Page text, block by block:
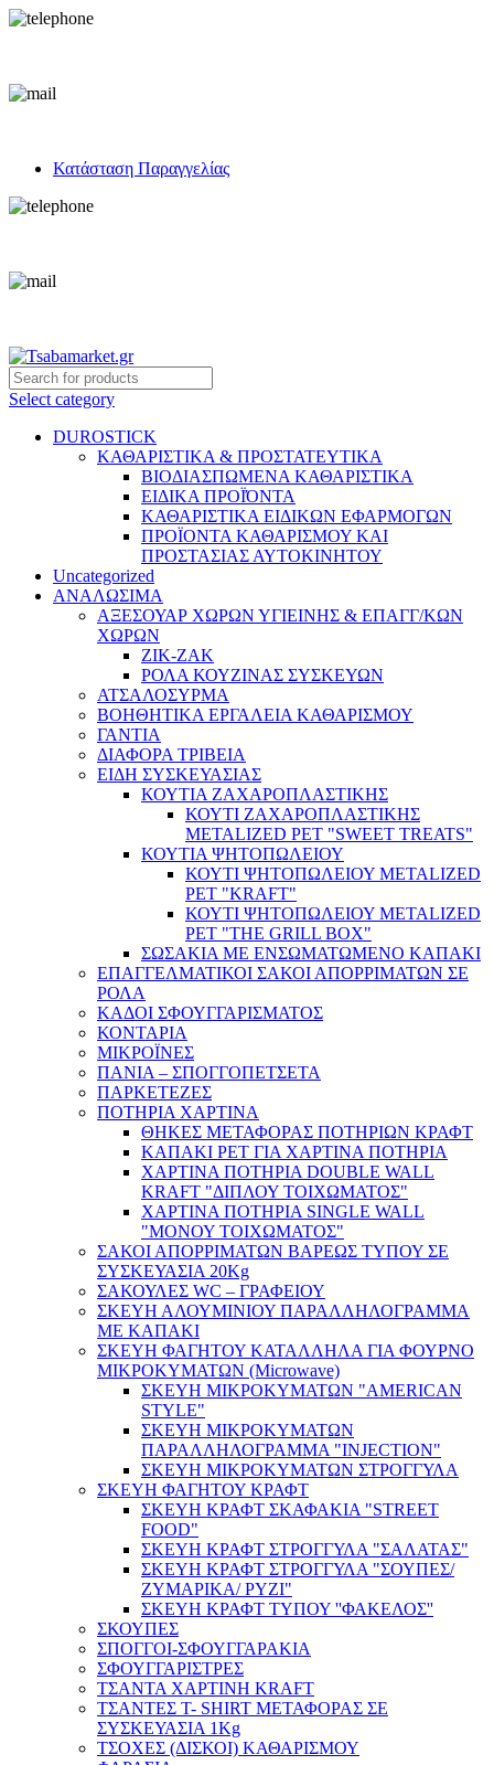
Κατάσταση Παραγγελίας
Select category
DUROSTICK
ΚΑΘΑΡΙΣΤΙΚΑ & ΠΡΟΣΤΑΤΕΥΤΙΚΑ
ΒΙΟΔΙΑΣΠΩΜΕΝΑ ΚΑΘΑΡΙΣΤΙΚΑ
ΕΙΔΙΚΑ ΠΡΟΪΌΝΤΑ
ΚΑΘΑΡΙΣΤΙΚΑ ΕΙΔΙΚΩΝ ΕΦΑΡΜΟΓΩΝ
ΠΡΟΪΟΝΤΑ ΚΑΘΑΡΙΣΜΟΥ ΚΑΙ
ΠΡΟΣΤΑΣΙΑΣ ΑΥΤΟΚΙΝΗΤΟΥ
Uncategorized
ΑΝΑΛΩΣΙΜΑ
ΑΞΕΣΟΥΑΡ ΧΩΡΩΝ ΥΓΙΕΙΝΗΣ & ΕΠΑΓΓ/ΚΩΝ
ΧΩΡΩΝ
ΖΙΚ-ΖΑΚ
ΡΟΛΑ ΚΟΥΖΙΝΑΣ ΣΥΣΚΕΥΩΝ
ΑΤΣΑΛΟΣΥΡΜΑ
ΒΟΗΘΗΤΙΚΑ ΕΡΓΑΛΕΙΑ ΚΑΘΑΡΙΣΜΟΥ
ΓΑΝΤΙΑ
ΔΙΑΦΟΡΑ ΤΡΙΒΕΙΑ
ΕΙΔΗ ΣΥΣΚΕΥΑΣΙΑΣ
ΚΟΥΤΙΑ ΖΑΧΑΡΟΠΛΑΣΤΙΚΗΣ
ΚΟΥΤΙ ΖΑΧΑΡΟΠΛΑΣΤΙΚΗΣ
METALIZED PET "SWEET TREATS"
ΚΟΥΤΙΑ ΨΗΤΟΠΩΛΕΙΟΥ
ΚΟΥΤΙ ΨΗΤΟΠΩΛΕΙΟΥ METALIZED
PET "KRAFT"
ΚΟΥΤΙ ΨΗΤΟΠΩΛΕΙΟΥ METALIZED
PET "THE GRILL BOX"
ΣΩΣΑΚΙΑ ΜΕ ΕΝΣΩΜΑΤΩΜΕΝΟ ΚΑΠΑΚΙ
ΕΠΑΓΓΕΛΜΑΤΙΚΟΙ ΣΑΚΟΙ ΑΠΟΡΡΙΜΑΤΩΝ ΣΕ
ΡΟΛΑ
ΚΑΔΟΙ ΣΦΟΥΓΓΑΡΙΣΜΑΤΟΣ
ΚΟΝΤΑΡΙΑ
ΜΙΚΡΟΪΝΕΣ
ΠΑΝΙΑ – ΣΠΟΓΓΟΠΕΤΣΕΤΑ
ΠΑΡΚΕΤΕΖΕΣ
ΠΟΤΗΡΙΑ ΧΑΡΤΙΝΑ
ΘΗΚΕΣ ΜΕΤΑΦΟΡΑΣ ΠΟΤΗΡΙΩΝ ΚΡΑΦΤ
ΚΑΠΑΚΙ PET ΓΙΑ ΧΑΡΤΙΝΑ ΠΟΤΗΡΙΑ
ΧΑΡΤΙΝΑ ΠΟΤΗΡΙΑ DOUBLE WALL
KRAFT "ΔΙΠΛΟΥ ΤΟΙΧΩΜΑΤΟΣ"
ΧΑΡΤΙΝΑ ΠΟΤΗΡΙΑ SINGLE WALL
"ΜΟΝΟΥ ΤΟΙΧΩΜΑΤΟΣ"
ΣΑΚΟΙ ΑΠΟΡΡΙΜΑΤΩΝ ΒΑΡΕΩΣ ΤΥΠΟΥ ΣΕ
ΣΥΣΚΕΥΑΣΙΑ 20Kg
ΣΑΚΟΥΛΕΣ WC – ΓΡΑΦΕΙΟΥ
ΣΚΕΥΗ ΑΛΟΥΜΙΝΙΟΥ ΠΑΡΑΛΛΗΛΟΓΡΑΜΜΑ
ΜΕ ΚΑΠΑΚΙ
ΣΚΕΥΗ ΦΑΓΗΤΟΥ ΚΑΤΑΛΛΗΛΑ ΓΙΑ ΦΟΥΡΝΟ
ΜΙΚΡΟΚΥΜΑΤΩΝ (Microwave)
ΣΚΕΥΗ ΜΙΚΡΟΚΥΜΑΤΩΝ "AMERICAN
STYLE"
ΣΚΕΥΗ ΜΙΚΡΟΚΥΜΑΤΩΝ
ΠΑΡΑΛΛΗΛΟΓΡΑΜΜΑ "INJECTION"
ΣΚΕΥΗ ΜΙΚΡΟΚΥΜΑΤΩΝ ΣΤΡΟΓΓΥΛΑ
ΣΚΕΥΗ ΦΑΓΗΤΟΥ ΚΡΑΦΤ
ΣΚΕΥΗ ΚΡΑΦΤ ΣΚΑΦΑΚΙΑ "STREET
FOOD"
ΣΚΕΥΗ ΚΡΑΦΤ ΣΤΡΟΓΓΥΛΑ "ΣΑΛΑΤΑΣ"
ΣΚΕΥΗ ΚΡΑΦΤ ΣΤΡΟΓΓΥΛΑ "ΣΟΥΠΕΣ/
ΖΥΜΑΡΙΚΑ/ ΡΥΖΙ"
ΣΚΕΥΗ ΚΡΑΦΤ ΤΥΠΟΥ ''ΦΑΚΕΛΟΣ''
ΣΚΟΥΠΕΣ
ΣΠΟΓΓΟΙ-ΣΦΟΥΓΓΑΡΑΚΙΑ
ΣΦΟΥΓΓΑΡΙΣΤΡΕΣ
ΤΣΑΝΤΑ ΧΑΡΤΙΝΗ KRAFT
ΤΣΑΝΤΕΣ T- SHIRT ΜΕΤΑΦΟΡΑΣ ΣΕ
ΣΥΣΚΕΥΑΣΙΑ 1Kg
ΤΣΟΧΕΣ (ΔΙΣΚΟΙ) ΚΑΘΑΡΙΣΜΟΥ